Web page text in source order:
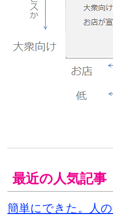
最近の人気記事
簡単にできた。人